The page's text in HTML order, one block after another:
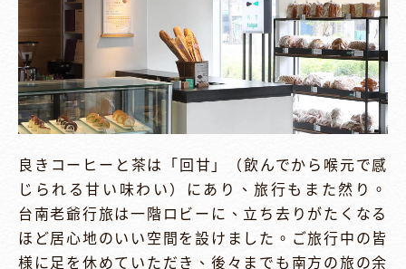
良きコーヒーと茶は「回甘」（飲んでから喉元で感
じられる甘い味わい）にあり、旅行もまた然り。
台南老爺行旅は一階ロビーに、立ち去りがたくなる
ほど居心地のいい空間を設けました。ご旅行中の皆
様に足を休めていただき、後々までも南方の旅の余